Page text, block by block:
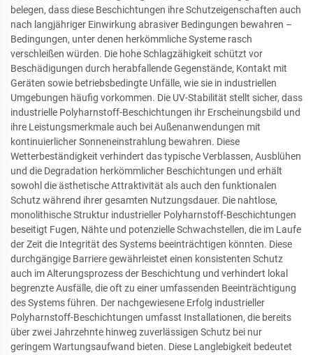
belegen, dass diese Beschichtungen ihre Schutzeigenschaften auch
nach langjähriger Einwirkung abrasiver Bedingungen bewahren –
Bedingungen, unter denen herkömmliche Systeme rasch
verschleißen würden. Die hohe Schlagzähigkeit schützt vor
Beschädigungen durch herabfallende Gegenstände, Kontakt mit
Geräten sowie betriebsbedingte Unfälle, wie sie in industriellen
Umgebungen häufig vorkommen. Die UV-Stabilität stellt sicher, dass
industrielle Polyharnstoff-Beschichtungen ihr Erscheinungsbild und
ihre Leistungsmerkmale auch bei Außenanwendungen mit
kontinuierlicher Sonneneinstrahlung bewahren. Diese
Wetterbeständigkeit verhindert das typische Verblassen, Ausblühen
und die Degradation herkömmlicher Beschichtungen und erhält
sowohl die ästhetische Attraktivität als auch den funktionalen
Schutz während ihrer gesamten Nutzungsdauer. Die nahtlose,
monolithische Struktur industrieller Polyharnstoff-Beschichtungen
beseitigt Fugen, Nähte und potenzielle Schwachstellen, die im Laufe
der Zeit die Integrität des Systems beeinträchtigen könnten. Diese
durchgängige Barriere gewährleistet einen konsistenten Schutz
auch im Alterungsprozess der Beschichtung und verhindert lokal
begrenzte Ausfälle, die oft zu einer umfassenden Beeinträchtigung
des Systems führen. Der nachgewiesene Erfolg industrieller
Polyharnstoff-Beschichtungen umfasst Installationen, die bereits
über zwei Jahrzehnte hinweg zuverlässigen Schutz bei nur
geringem Wartungsaufwand bieten. Diese Langlebigkeit bedeutet